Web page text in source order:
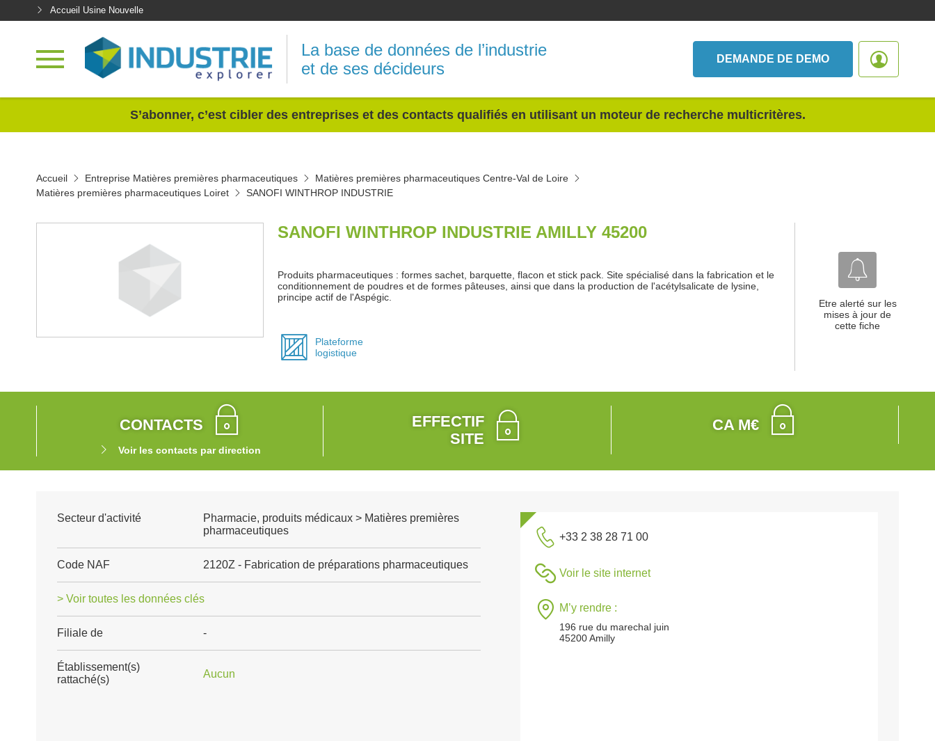
Accueil Usine Nouvelle
La base de données de l’industrie
et de ses décideurs
DEMANDE DE DEMO
S’abonner, c’est cibler des entreprises et des contacts qualifiés en utilisant un moteur de recherche multicritères.
Accueil Entreprise Matières premières pharmaceutiques
Matières premières pharmaceutiques Centre-Val de Loire
Matières premières pharmaceutiques Loiret
SANOFI WINTHROP INDUSTRIE
SANOFI WINTHROP INDUSTRIE AMILLY 45200
Produits pharmaceutiques : formes sachet, barquette, flacon et stick pack. Site spécialisé dans la fabrication et le
conditionnement de poudres et de formes pâteuses, ainsi que dans la production de l'acétylsalicate de lysine,
principe actif de l'Aspégic.
Plateforme
logistique
Etre alerté sur les
mises à jour de
cette fiche
CONTACTS
Voir les contacts par direction
EFFECTIF
SITE
CA M€
Secteur d'activité
Pharmacie, produits médicaux > Matières premières
pharmaceutiques
Code NAF 2120Z - Fabrication de préparations pharmaceutiques
> Voir toutes les données clés
Filiale de -
Établissement(s)
rattaché(s)
Aucun
+33 2 38 28 71 00
Voir le site internet
M’y rendre :
196 rue du marechal juin
45200 Amilly